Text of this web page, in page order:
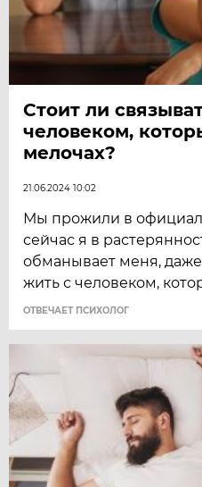
Стоит ли
человеком,
мелочах?
21.06.2024 10:02
Мы прожили в
сейчас я в
обманывает меня,
жить с человеком,
ОТВЕЧАЕТ ПСИХОЛОГ